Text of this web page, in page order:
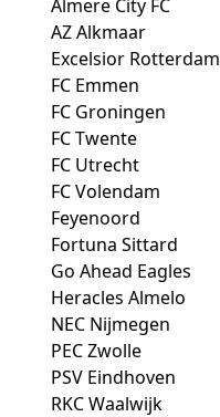
Almere City FC
AZ Alkmaar
Excelsior Rotterdam
FC Emmen
FC Groningen
FC Twente
FC Utrecht
FC Volendam
Feyenoord
Fortuna Sittard
Go Ahead Eagles
Heracles Almelo
NEC Nijmegen
PEC Zwolle
PSV Eindhoven
RKC Waalwijk